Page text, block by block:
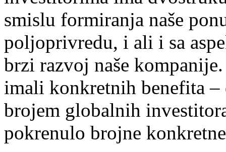
smislu formiranja naše
poljoprivredu, i ali i sa
brzi razvoj naše
imali konkretnih benefita –
brojem globalnih
pokrenulo brojne